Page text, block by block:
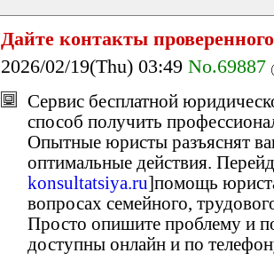
Дайте контакты
2026/02/19(Thu) 03:49 No.69887
Сервис бесплатной
способ получить
Опытные юристы разъяснят
оптимальные действия.
konsultatsiya.ru]помощь
вопросах семейного,
Просто опишите проблему и
доступны онлайн и по